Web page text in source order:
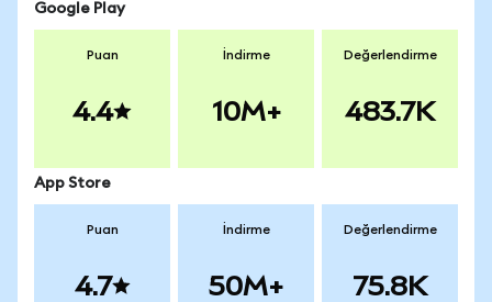
Google Play
Puan
4.4
İndirme
10M+
Değerlendirme
483.7K
App Store
Puan
4.7
İndirme
50M+
Değerlendirme
75.8K